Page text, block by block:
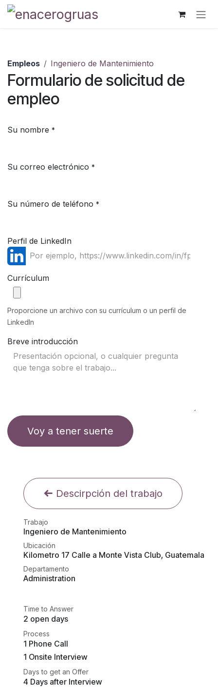
Ir al contenido
Empleos Ingeniero de Mantenimiento
Formulario de solicitud de
empleo
Su nombre *
Su correo electrónico *
Su número de teléfono *
Perfil de LinkedIn
Currículum
Proporcione un archivo con su currículum o un perfil de
LinkedIn
Breve introducción
Voy a tener suerte
Descirpción del trabajo
Trabajo
Ingeniero de Mantenimiento
Ubicación
Kilometro 17 Calle a Monte Vista Club, Guatemala
Departamento
Administration
Time to Answer
2 open days
Process
1 Phone Call
1 Onsite Interview
Days to get an Offer
4 Days after Interview